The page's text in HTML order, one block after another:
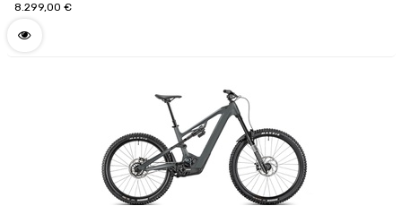
8.299,00 €